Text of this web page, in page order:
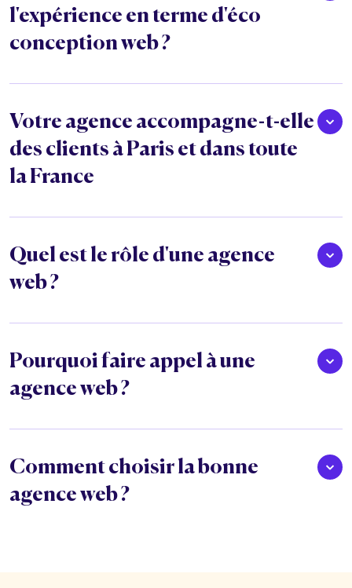
l'expérience en terme d'éco
conception web ?
Votre agence accompagne-t-elle
des clients à Paris et dans toute
la France
Quel est le rôle d'une agence
web ?
Pourquoi faire appel à une
agence web ?
Comment choisir la bonne
agence web ?